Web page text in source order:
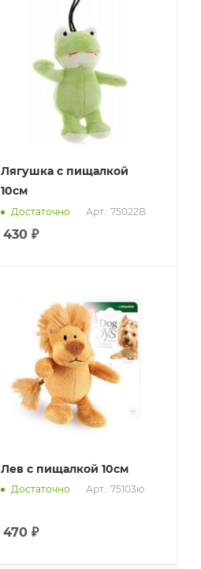
Лягушка с пищалкой
10см
Достаточно Арт.: 75022В
430₽
Лев с пищалкой 10см
Достаточно Арт.: 75103ю
470₽